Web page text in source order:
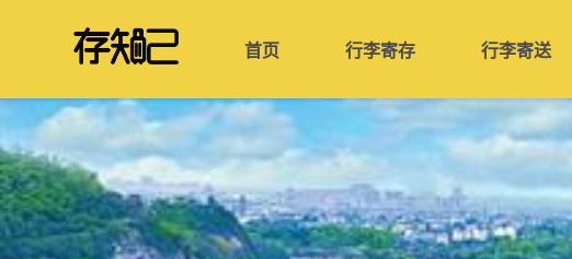
首页 行李寄存 行李寄送